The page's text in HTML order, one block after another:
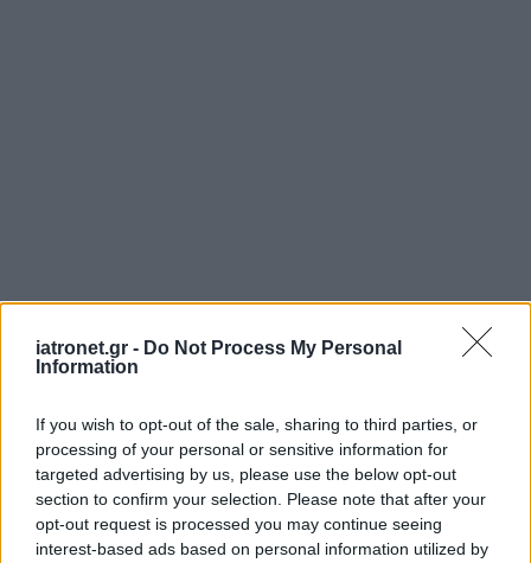
iatronet.gr - Do Not Process My Personal
Information
If you wish to opt-out of the sale, sharing to third parties, or
processing of your personal or sensitive information for
targeted advertising by us, please use the below opt-out
section to confirm your selection. Please note that after your
opt-out request is processed you may continue seeing
interest-based ads based on personal information utilized by
ΜΠΕΙΤΕ ΣΤΗ ΣΥΖΗΤΗΣΗ
Loading...
Προσθήκη Σχολίου